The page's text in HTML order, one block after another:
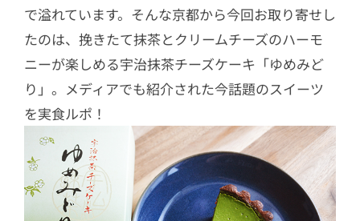
で溢れています。そんな京都から今回お取り寄せし
たのは、挽きたて抹茶とクリームチーズのハーモ
ニーが楽しめる宇治抹茶チーズケーキ「ゆめみど
り」。メディアでも紹介された今話題のスイーツ
を実食ルポ！